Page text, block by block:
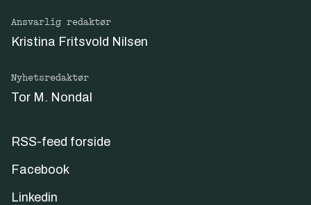
Ansvarlig redaktør
Kristina Fritsvold Nilsen
Nyhetsredaktør
Tor M. Nondal
RSS-feed forside
Facebook
Linkedin